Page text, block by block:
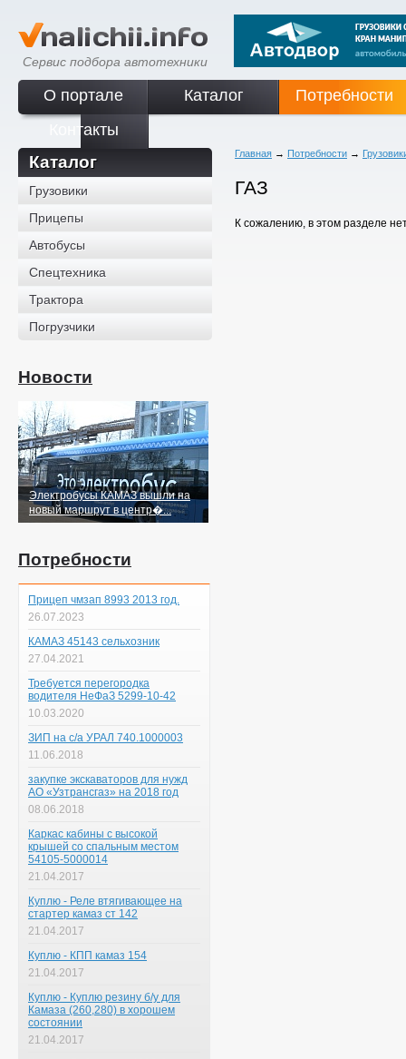
Сервис подбора автотехники
О портале Каталог
Потребности
Контакты
Каталог
Грузовики
Прицепы
Автобусы
Спецтехника
Трактора
Погрузчики
Новости
Электробусы КАМАЗ вышли на
новый маршрут в центр�...
Потребности
Прицеп чмзап 8993 2013 год.
26.07.2023
КАМАЗ 45143 сельхозник
27.04.2021
Требуется перегородка
водителя НеФаЗ 5299-10-42
10.03.2020
ЗИП на с/а УРАЛ 740.1000003
11.06.2018
закупке экскаваторов для нужд
АО «Узтрансгаз» на 2018 год
08.06.2018
Каркас кабины с высокой
крышей со спальным местом
54105-5000014
21.04.2017
Куплю - Реле втягивающее на
стартер камаз ст 142
21.04.2017
Куплю - КПП камаз 154
21.04.2017
Куплю - Куплю резину б/у для
Камаза (260,280) в хорошем
состоянии
21.04.2017
Главная → Потребности →
ГАЗ
К сожалению, в этом разделе